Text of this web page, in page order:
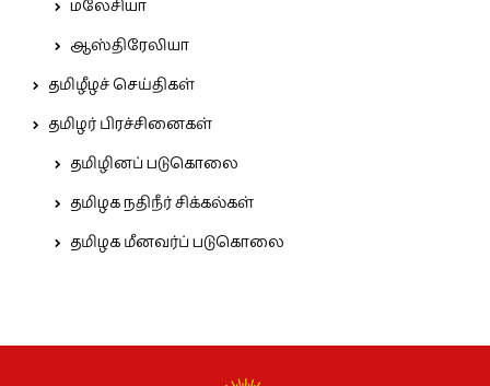
மலேசியா
ஆஸ்திரேலியா
தமிழீழச் செய்திகள்
தமிழர் பிரச்சினைகள்
தமிழினப் படுகொலை
தமிழக நதிநீர் சிக்கல்கள்
தமிழக மீனவர்ப் படுகொலை